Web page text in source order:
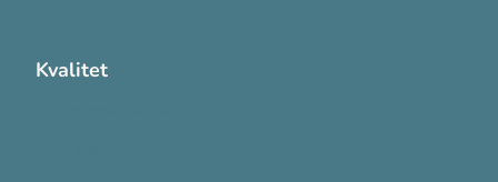
Kvalitet